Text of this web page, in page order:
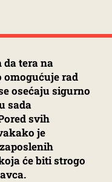
da tera na
omogućuje rad
osećaju sigurno
sada
svih
je
će biti strogo